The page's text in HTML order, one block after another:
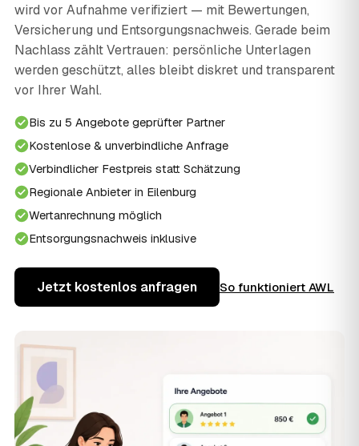
wird vor Aufnahme verifiziert — mit Bewertungen,
Versicherung und Entsorgungsnachweis. Gerade beim
Nachlass zählt Vertrauen: persönliche Unterlagen
werden geschützt, alles bleibt diskret und transparent
vor Ihrer Wahl.
Bis zu 5 Angebote geprüfter Partner
Kostenlose & unverbindliche Anfrage
Verbindlicher Festpreis statt Schätzung
Regionale Anbieter in Eilenburg
Wertanrechnung möglich
Entsorgungsnachweis inklusive
Jetzt kostenlos anfragen So funktioniert AWL